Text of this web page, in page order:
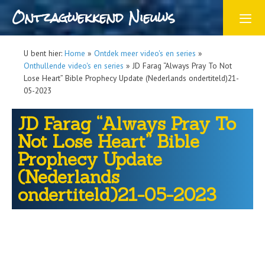
Ontzagwekkend Nieuws
U bent hier: Home » Ontdek meer video's en series »
Onthullende video's en series » JD Farag “Always Pray To Not
Lose Heart” Bible Prophecy Update (Nederlands ondertiteld)21-
05-2023
JD Farag “Always Pray To
Not Lose Heart” Bible
Prophecy Update
(Nederlands
ondertiteld)21-05-2023